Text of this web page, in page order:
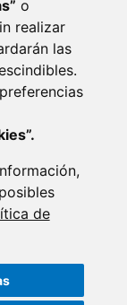
o
realizar
las
de
EXTERNO AL